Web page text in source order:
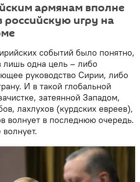
армянам вполне
российскую игру на
событий было понятно,
лишь одна цель – либо
руководство Сирии, либо
И в такой глобальной
затеянной Западом,
лахлухов (курдских евреев),
волнует в последнюю очередь.